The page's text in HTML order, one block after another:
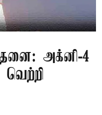
அக்னி-4